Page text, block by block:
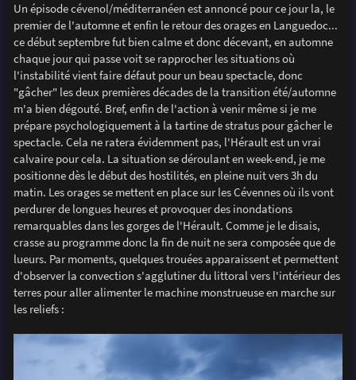
Un épisode cévenol/méditerranéen est annoncé pour ce jour la, le
premier de l'automne et enfin le retour des orages en Languedoc...
ce début septembre fut bien calme et donc décevant, en automne
chaque jour qui passe voit se rapprocher les situations où
l'instabilité vient faire défaut pour un beau spectacle, donc
"gâcher" les deux premières décades de la transition été/automne
m'a bien dégouté. Bref, enfin de l'action à venir même si je me
prépare psychologiquement à la tartine de stratus pour gâcher le
spectacle. Cela ne ratera évidemment pas, l'Hérault est un vrai
calvaire pour cela. La situation se déroulant en week-end, je me
positionne dès le début des hostilités, en pleine nuit vers 3h du
matin. Les orages se mettent en place sur les Cévennes où ils vont
perdurer de longues heures et provoquer des inondations
remarquables dans les gorges de l'Hérault. Comme je le disais,
crasse au programme donc la fin de nuit ne sera composée que de
lueurs. Par moments, quelques trouées apparaissent et permettent
d'observer la convection s'agglutiner du littoral vers l'intérieur des
terres pour aller alimenter le machine monstrueuse en marche sur
les reliefs :